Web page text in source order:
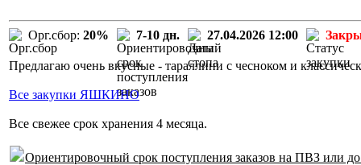
Орг.сбор: 20% 7-10 дн. 27.04.2026 12:00
Предлагаю очень вкусные - тараллини с чесноком и
Все закупки ЯШКИНО
Все свежее срок хранения 4 месяца.
Ориентировочный срок поступления заказов на ПВЗ или